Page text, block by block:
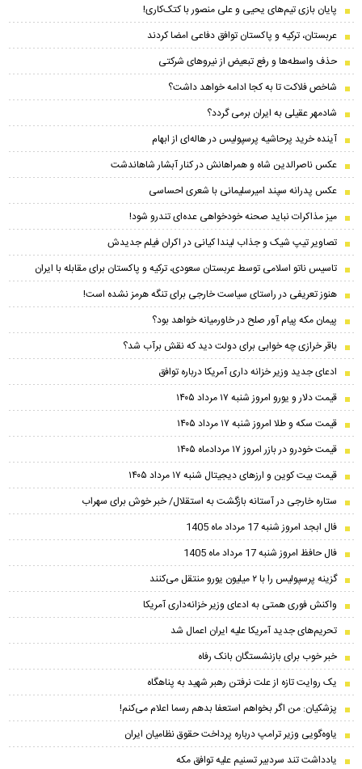
پایان بازی تیم‌های یحیی و علی منصور با کتک‌کاری!
عربستان، ترکیه و پاکستان توافق دفاعی امضا کردند
حذف واسطه‌ها و رفع تبعیض از نیروهای شرکتی
شاخص فلاکت تا به کجا ادامه خواهد داشت؟
شادمهر عقیلی به ایران برمی گردد؟
آینده خرید پرحاشیه‌ پرسپولیس در هاله‌ای از ابهام
عکس ناصرالدین شاه و همراهانش در کنار آبشار شاهاندشت
عکس پدرانه سپند امیرسلیمانی با شعری احساسی
میز مذاکرات نباید صحنه خودخواهی عده‌ای تندرو شود!
تصاویر تیپ شیک و جذاب لیندا کیانی در اکران فیلم جدیدش
تاسیس ناتو اسلامی توسط عربستان سعودی، ترکیه و پاکستان برای مقابله با ایران
هنوز تعریفی در راستای سیاست خارجی برای تنگه هرمز نشده است!
پیمان مکه پیام آور صلح در خاورمیانه خواهد بود؟
باقر خرازی چه خوابی برای دولت دید که نقش برآب شد؟
ادعای جدید وزیر خزانه داری آمریکا درباره توافق
قیمت دلار و یورو امروز شنبه ۱۷ مرداد ۱۴۰۵
قیمت سکه و طلا امروز شنبه ۱۷ مرداد ۱۴۰۵
قیمت خودرو در بازر امروز ۱۷ مردادماه ۱۴۰۵
قیمت بیت کوین و ارز‌های دیجیتال شنبه ۱۷ مرداد ۱۴۰۵
ستاره خارجی در آستانه بازگشت به استقلال/ خبر خوش برای سهراب
فال ابجد امروز شنبه 17 مرداد ماه 1405
فال حافظ امروز شنبه 17 مرداد ماه 1405
گزینه پرسپولیس را با ۲ میلیون یورو منتقل می‌کنند
واکنش فوری همتی به ادعای وزیر خزانه‌داری آمریکا
تحریم‌های جدید آمریکا علیه ایران اعمال شد
خبر خوب برای بازنشستگان بانک رفاه
یک روایت تازه از علت نرفتن رهبر شهید به پناهگاه
پزشکیان: من اگر بخواهم استعفا بدهم رسما اعلام می‌کنم!
یاوه‌گویی وزیر ترامپ درباره پرداخت حقوق نظامیان ایران
یادداشت تند سردبیر تسنیم علیه توافق مکه